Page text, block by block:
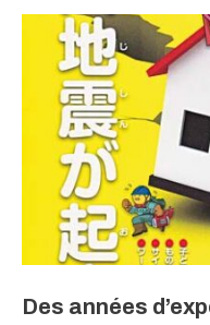
Des années